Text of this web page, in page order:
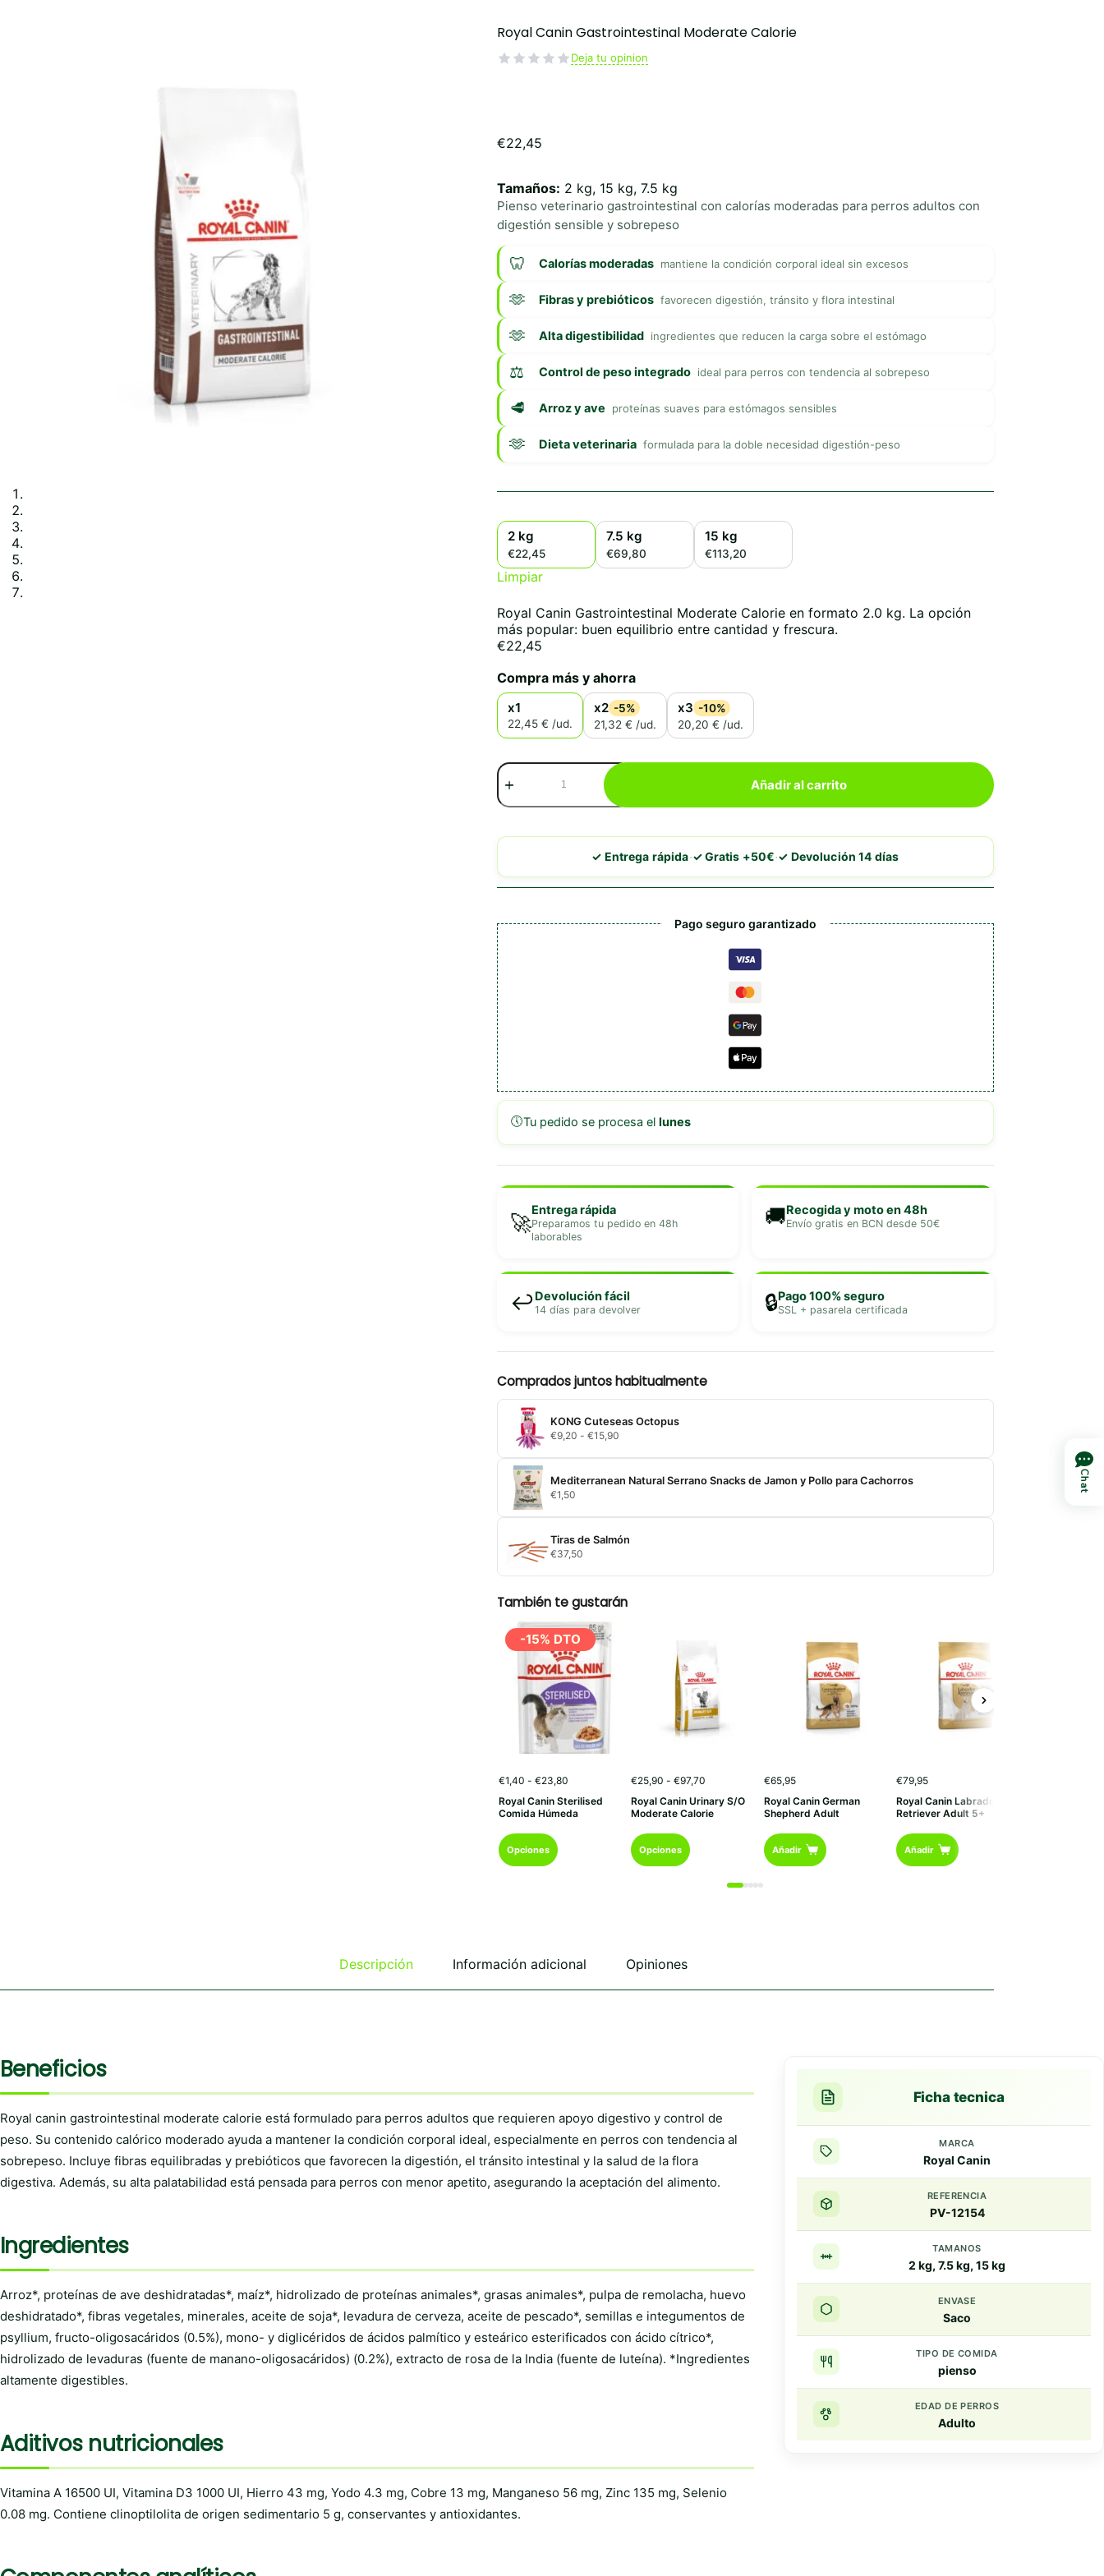
Royal Canin Gastrointestinal Moderate Calorie
Deja tu opinion
€22,45
Tamaños: 2 kg, 15 kg, 7.5 kg
Pienso veterinario gastrointestinal con calorías moderadas para perros adultos con
digestión sensible y sobrepeso
Calorías moderadas mantiene la condición corporal ideal sin excesos
Fibras y prebióticos favorecen digestión, tránsito y flora intestinal
Alta digestibilidad ingredientes que reducen la carga sobre el estómago
Control de peso integrado ideal para perros con tendencia al sobrepeso
Arroz y ave proteínas suaves para estómagos sensibles
Dieta veterinaria formulada para la doble necesidad digestión-peso
2 kg
€22,45
7.5 kg
€69,80
15 kg
€113,20
Limpiar
Royal Canin Gastrointestinal Moderate Calorie en formato 2.0 kg. La opción
más popular: buen equilibrio entre cantidad y frescura.
€22,45
Compra más y ahorra
x1
22,45 € /ud.
x2 -5%
21,32 € /ud.
x3 -10%
20,20 € /ud.
Royal
Canin
Gastrointestinal
cantidad
Añadir al carrito
✓ Entrega rápida·✓ Gratis +50€·✓ Devolución 14 días
Pago seguro garantizado
🕔Tu pedido se procesa el lunes
🚀Entrega rápida
Preparamos tu pedido en 48h
laborables
🚚Recogida y moto en 48h
Envío gratis en BCN desde 50€
↩️Devolución fácil
14 días para devolver 🔒Pago 100% seguro
SSL + pasarela certificada
Comprados juntos habitualmente
KONG Cuteseas Octopus
€9,20 - €15,90Rango
precios:
€9,20
Mediterranean Natural Serrano Snacks de Jamon y Pollo para Cachorros
€1,50
Tiras de Salmón
€37,50
También te gustarán
-15% DTO
€1,40 - €23,80Rango
precios:
desde
Royal Canin Sterilised
Comida Húmeda
Opciones
Este
producto
se
pueden
elegir
€25,90 - €97,70
precios:
desde
Royal Canin Urinary S/O
Moderate Calorie
Opciones
Este
producto
se
pueden
elegir
€65,95
Royal Canin German
Shepherd Adult
Añadir
€79,95
Royal Canin Labrador
Retriever Adult 5+
Añadir
Descripción Información adicional Opiniones
Beneficios
Royal canin gastrointestinal moderate calorie está formulado para perros adultos que requieren apoyo digestivo y control de
peso. Su contenido calórico moderado ayuda a mantener la condición corporal ideal, especialmente en perros con tendencia al
sobrepeso. Incluye fibras equilibradas y prebióticos que favorecen la digestión, el tránsito intestinal y la salud de la flora
digestiva. Además, su alta palatabilidad está pensada para perros con menor apetito, asegurando la aceptación del alimento.
Ingredientes
Arroz*, proteínas de ave deshidratadas*, maíz*, hidrolizado de proteínas animales*, grasas animales*, pulpa de remolacha, huevo
deshidratado*, fibras vegetales, minerales, aceite de soja*, levadura de cerveza, aceite de pescado*, semillas e integumentos de
psyllium, fructo-oligosacáridos (0.5%), mono- y diglicéridos de ácidos palmítico y esteárico esterificados con ácido cítrico*,
hidrolizado de levaduras (fuente de manano-oligosacáridos) (0.2%), extracto de rosa de la India (fuente de luteína). *Ingredientes
altamente digestibles.
Aditivos nutricionales
Vitamina A 16500 UI, Vitamina D3 1000 UI, Hierro 43 mg, Yodo 4.3 mg, Cobre 13 mg, Manganeso 56 mg, Zinc 135 mg, Selenio
0.08 mg. Contiene clinoptilolita de origen sedimentario 5 g, conservantes y antioxidantes.
Ficha tecnica
MARCA
Royal Canin
REFERENCIA
PV-12154
TAMANOS
2 kg, 7.5 kg, 15 kg
ENVASE
Saco
TIPO DE COMIDA
pienso
EDAD DE PERROS
Adulto
Chat